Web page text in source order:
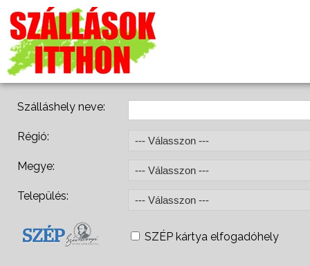
Szálláshely neve:
Régió:
Megye:
Település:
SZÉP kártya elfogadóhely